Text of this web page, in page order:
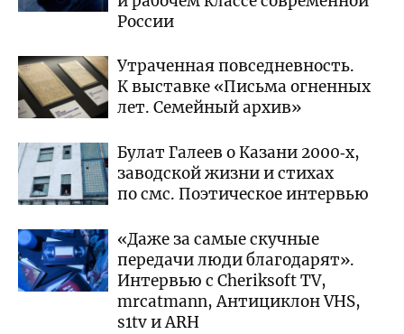
России
Утраченная повседневность.
К выставке «Письма огненных
лет. Семейный архив»
Булат Галеев о Казани 2000‑х,
заводской жизни и стихах
по смс. Поэтическое интервью
«Даже за самые скучные
передачи люди благодарят».
Интервью с Cheriksoft TV,
mrcatmann, Антициклон VHS,
s1tv и ARH